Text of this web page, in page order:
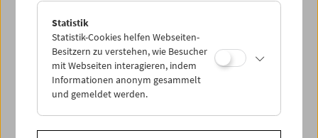
Filmsammlung
Film ONLINE
Filmbezogene Sammlung
Sammlungen ONLINE
Statistik
Statistik-Cookies helfen Webseiten-
Besitzern zu verstehen, wie Besucher
mit Webseiten interagieren, indem
Informationen anonym gesammelt
und gemeldet werden.